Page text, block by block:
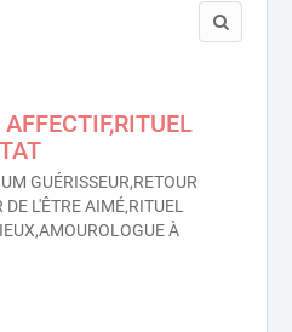
GUÉRISSEUR,RETOUR
L'ÊTRE AIMÉ,RITUEL
À